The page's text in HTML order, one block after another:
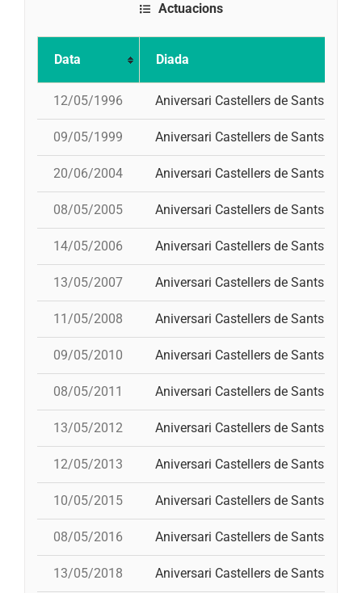
Actuacions
Data Diada
12/05/1996 Aniversari Castellers de Sants
09/05/1999 Aniversari Castellers de Sants
20/06/2004 Aniversari Castellers de Sants
08/05/2005 Aniversari Castellers de Sants
14/05/2006 Aniversari Castellers de Sants
13/05/2007 Aniversari Castellers de Sants
11/05/2008 Aniversari Castellers de Sants
09/05/2010 Aniversari Castellers de Sants
08/05/2011 Aniversari Castellers de Sants
13/05/2012 Aniversari Castellers de Sants
12/05/2013 Aniversari Castellers de Sants
10/05/2015 Aniversari Castellers de Sants
08/05/2016 Aniversari Castellers de Sants
13/05/2018 Aniversari Castellers de Sants